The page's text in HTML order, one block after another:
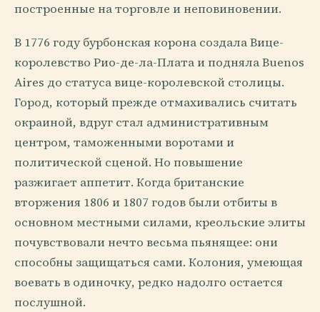
построенные на торговле и неповиновении.
В 1776 году бурбонская корона создала Вице-
королевство Рио-де-ла-Плата и подняла Buenos
Aires до статуса вице-королевской столицы.
Город, который прежде отмахивались считать
окраиной, вдруг стал административным
центром, таможенными воротами и
политической сценой. Но повышение
разжигает аппетит. Когда британские
вторжения 1806 и 1807 годов были отбиты в
основном местными силами, креольские элиты
почувствовали нечто весьма пьянящее: они
способны защищаться сами. Колония, умеющая
воевать в одиночку, редко надолго остается
послушной.